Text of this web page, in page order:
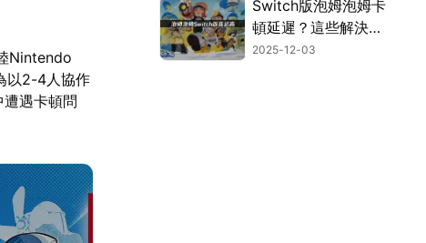
Nintendo
以2-4人協作
遇卡頓問
Switch版泡姆泡姆卡
頓延遲？這些解決技
巧讓你暢玩無阻！
2025-12-03